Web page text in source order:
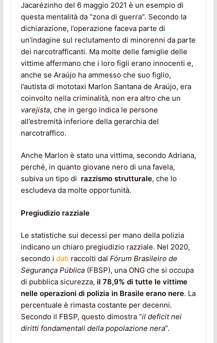
Jacarézinho del 6 maggio 2021 è un esempio di
questa mentalità da “zona di guerra”. Secondo la
dichiarazione, l’operazione faceva parte di
un’indagine sul reclutamento di minorenni da parte
dei narcotrafficanti. Ma molte delle famiglie delle
vittime affermano che i loro figli erano innocenti e,
anche se Araújo ha ammesso che suo figlio,
l’autista di mototaxi Marlon Santana de Araújo, era
coinvolto nella criminalità, non era altro che un
varejista, che in gergo indica le persone
all’estremità inferiore della gerarchia del
narcotraffico.
Anche Marlon è stato una vittima, secondo Adriana,
perché, in quanto giovane nero di una favela,
subiva un tipo di razzismo strutturale, che lo
escludeva da molte opportunità.
Pregiudizio razziale
Le statistiche sui decessi per mano della polizia
indicano un chiaro pregiudizio razziale. Nel 2020,
secondo i dati raccolti dal Fórum Brasileiro de
Segurança Pública(FBSP), una ONG che si occupa
di pubblica sicurezza, il 78,9% di tutte le vittime
nelle operazioni di polizia in Brasile erano nere. La
percentuale è rimasta costante per decenni.
Secondo il FBSP, questo dimostra “il deficit nei
diritti fondamentali della popolazione nera”.